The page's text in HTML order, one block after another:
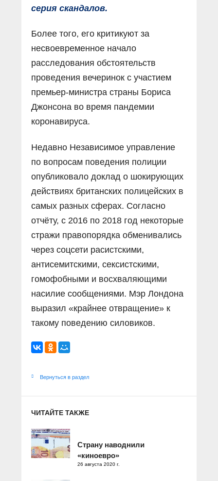
серия скандалов.
Более того, его критикуют за
несвоевременное начало
расследования обстоятельств
проведения вечеринок с участием
премьер-министра страны Бориса
Джонсона во время пандемии
коронавируса.
Недавно Независимое управление
по вопросам поведения полиции
опубликовало доклад о шокирующих
действиях британских полицейских в
самых разных сферах. Согласно
отчёту, с 2016 по 2018 год некоторые
стражи правопорядка обменивались
через соцсети расистскими,
антисемитскими, сексистскими,
гомофобными и восхваляющими
насилие сообщениями. Мэр Лондона
выразил «крайнее отвращение» к
такому поведению силовиков.
Вернуться в раздел
ЧИТАЙТЕ ТАКЖЕ
Страну наводнили
«киноевро»
26 августа 2020 г.